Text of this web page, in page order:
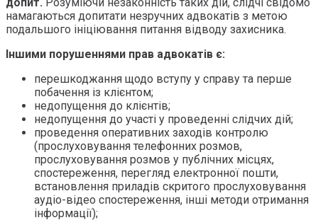
намагаються допитати незручних адвокатів з метою
подальшого ініціювання питання відводу захисника.
Іншими порушеннями прав адвокатів є:
перешкоджання щодо вступу у справу та перше
побачення із клієнтом;
недопущення до клієнтів;
недопущення до участі у проведенні слідчих дій;
проведення оперативних заходів контролю
(прослуховування телефонних розмов,
прослуховування розмов у публічних місцях,
спостереження, перегляд електронної пошти,
встановлення приладів скритого прослуховування
аудіо-відео спостереження, інші методи отримання
інформації);